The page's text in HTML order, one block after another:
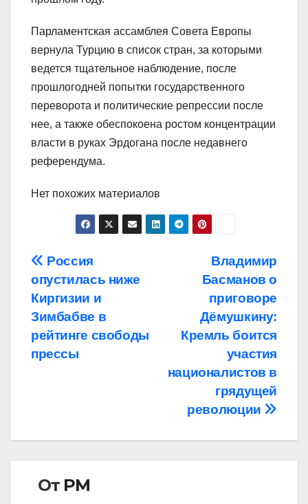
Парламентская ассамблея Совета Европы
вернула Турцию в список стран, за которыми
ведется тщательное наблюдение, после
прошлогодней попытки государственного
переворота и политические репрессии после
нее, а также обеспокоена ростом концентрации
власти в руках Эрдогана после недавнего
референдума.
Нет похожих материалов
Навигация
по
записям
Владимир
Басманов о
приговоре
Дёмушкину:
Кремль боится
участия
националистов в
грядущей
революции
Россия
опустилась ниже
Киргизии и
Зимбабве в
рейтинге свободы
прессы
От РМ